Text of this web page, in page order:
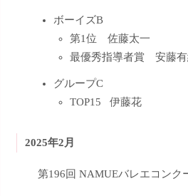
ボーイズB
第1位 佐藤太一
最優秀指導者賞 安藤
グループC
TOP15 伊藤花
2025年2月
第196回 NAMUEバレエコンク